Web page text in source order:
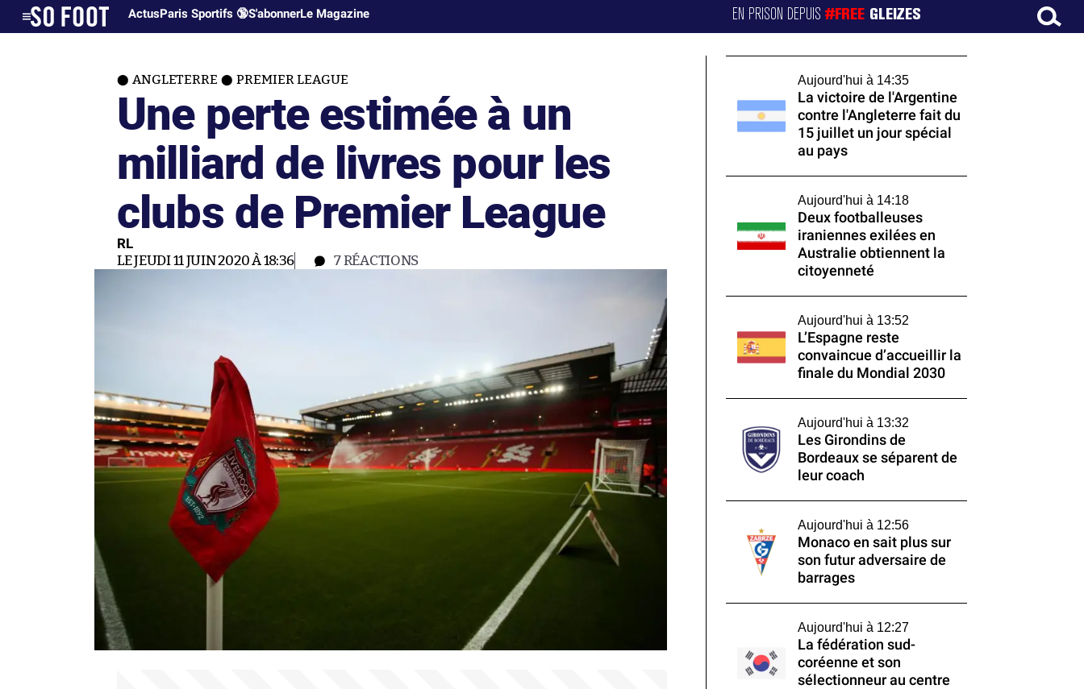
ActusParis Sportifs 🔞S'abonnerLe Magazine EN PRISON DEPUIS#FREE GLEIZES
ANGLETERRE PREMIER LEAGUE
Une perte estimée à un
milliard de livres pour les
clubs de Premier League
RL
LE JEUDI 11 JUIN 2020 À 18:36 7RÉACTIONS
Aujourd'hui à 14:35
La victoire de l'Argentine
contre l'Angleterre fait du
15 juillet un jour spécial
au pays
Aujourd'hui à 14:18
Deux footballeuses
iraniennes exilées en
Australie obtiennent la
citoyenneté
Aujourd'hui à 13:52
L’Espagne reste
convaincue d’accueillir la
finale du Mondial 2030
Aujourd'hui à 13:32
Les Girondins de
Bordeaux se séparent de
leur coach
Aujourd'hui à 12:56
Monaco en sait plus sur
son futur adversaire de
barrages
Aujourd'hui à 12:27
La fédération sud-
coréenne et son
sélectionneur au centre